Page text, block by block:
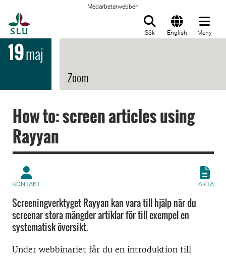
Medarbetarwebben
Sök English Meny
19maj
Zoom
How to: screen articles using
Rayyan
KONTAKT FAKTA
Screeningverktyget Rayyan kan vara till hjälp när du
screenar stora mängder artiklar för till exempel en
systematisk översikt.
Under webbinariet får du en introduktion till